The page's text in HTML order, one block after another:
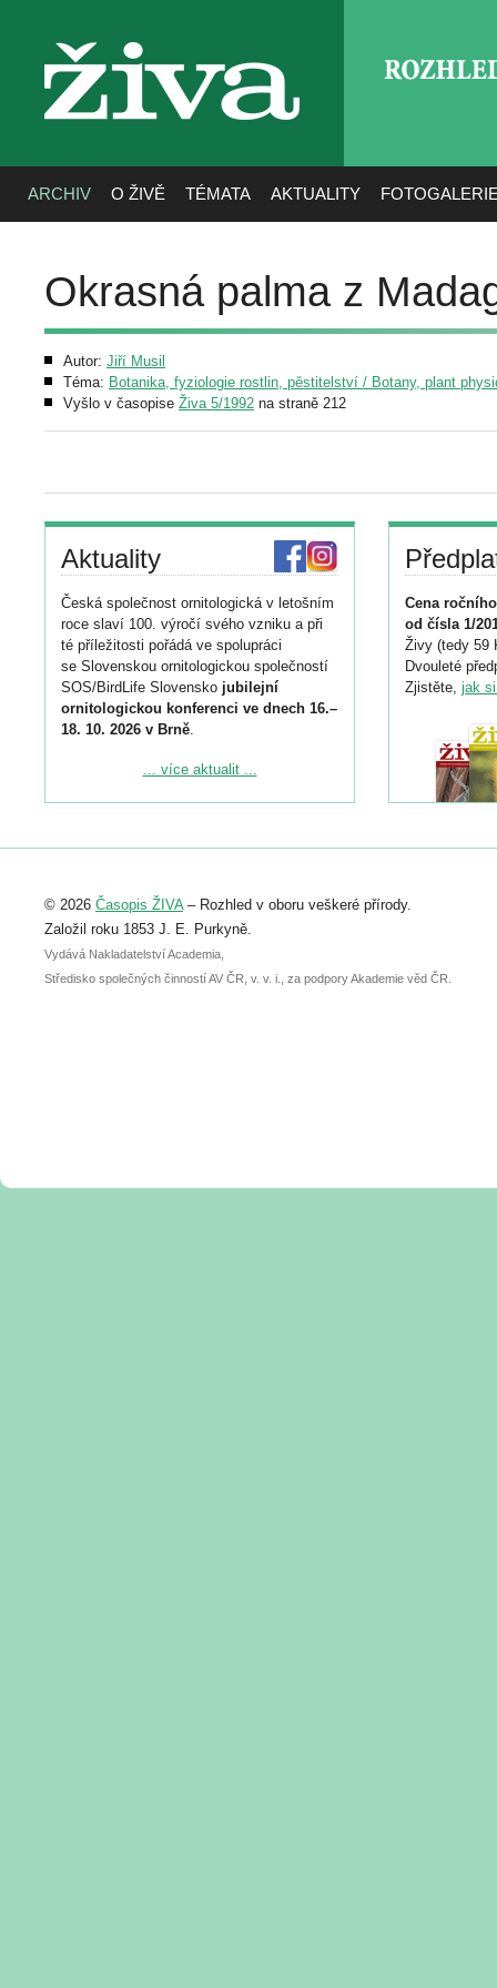
živa
ARCHIV O ŽIVĚ TÉMATA AKTUALITY
Okrasná palma z
Autor: Jiří Musil
Téma: Botanika, fyziologie rostlin, pěstitelství / Botany, plant
Vyšlo v časopise Živa 5/1992 na straně 212
Aktuality
Česká společnost ornitologická v letošním
roce slaví 100. výročí svého vzniku a při
té příležitosti pořádá ve spolupráci
se Slovenskou ornitologickou společností
SOS/BirdLife Slovensko jubilejní
ornitologickou konferenci ve dnech 16.–
18. 10. 2026 v Brně.
Podrobnější informace ke konferenci
Registrovat se můžete do 6. září.
abstraktu přihlášené přednášky nebo
posteru je už 30. června.
... více aktualit ...
Cena
od čísla 1/
Živy (tedy 59
Dvouleté
Zjistěte, jak
© 2026 Časopis ŽIVA– Rozhled v oboru veškeré přírody.
Založil roku 1853 J. E. Purkyně.
Vydává Nakladatelství Academia,
Středisko společných činností AV ČR, v. v. i., za podpory Akademie věd ČR.